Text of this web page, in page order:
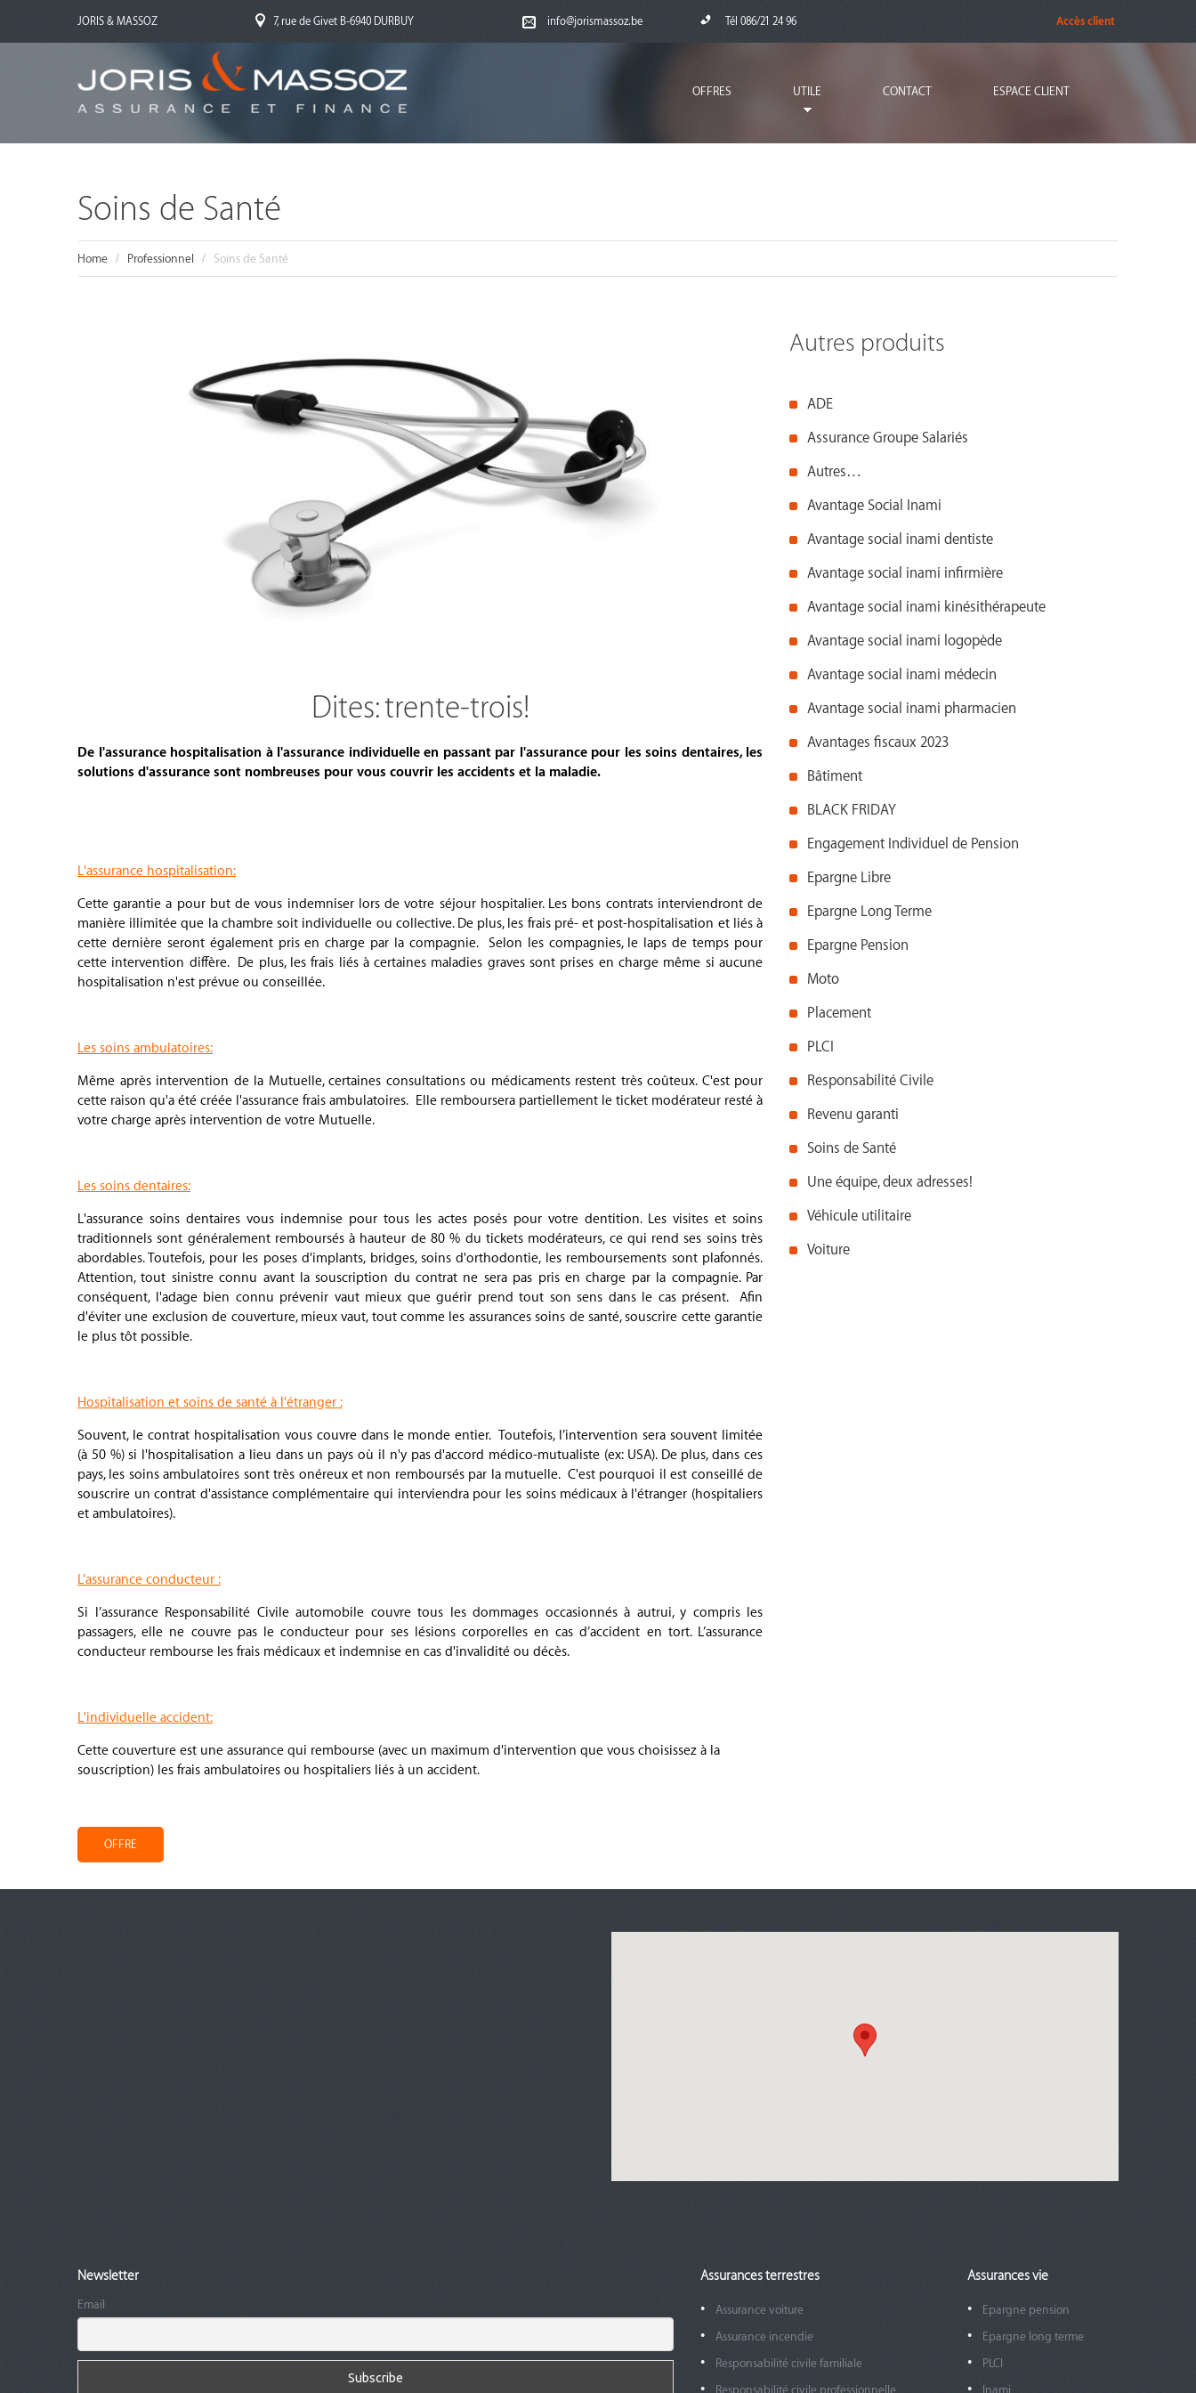
JORIS & MASSOZ 7, rue de Givet B-6940 DURBUY info@jorismassoz.be Tél 086/21 24 96 Accès client
OFFRES UTILE CONTACT ESPACE CLIENT
Soins de Santé
Home Professionnel Soins de Santé
Dites: trente-trois!
De l'assurance hospitalisation à l'assurance individuelle en passant par l'assurance pour les soins dentaires, les
solutions d'assurance sont nombreuses pour vous couvrir les accidents et la maladie.
L'assurance hospitalisation:
Cette garantie a pour but de vous indemniser lors de votre séjour hospitalier. Les bons contrats interviendront de
manière illimitée que la chambre soit individuelle ou collective. De plus, les frais pré- et post-hospitalisation et liés à
cette dernière seront également pris en charge par la compagnie. Selon les compagnies, le laps de temps pour
cette intervention diffère. De plus, les frais liés à certaines maladies graves sont prises en charge même si aucune
hospitalisation n'est prévue ou conseillée.
Les soins ambulatoires:
Même après intervention de la Mutuelle, certaines consultations ou médicaments restent très coûteux. C'est pour
cette raison qu'a été créée l'assurance frais ambulatoires. Elle remboursera partiellement le ticket modérateur resté à
votre charge après intervention de votre Mutuelle.
Les soins dentaires:
L'assurance soins dentaires vous indemnise pour tous les actes posés pour votre dentition. Les visites et soins
traditionnels sont généralement remboursés à hauteur de 80 % du tickets modérateurs, ce qui rend ses soins très
abordables. Toutefois, pour les poses d'implants, bridges, soins d'orthodontie, les remboursements sont plafonnés.
Attention, tout sinistre connu avant la souscription du contrat ne sera pas pris en charge par la compagnie. Par
conséquent, l'adage bien connu prévenir vaut mieux que guérir prend tout son sens dans le cas présent. Afin
d'éviter une exclusion de couverture, mieux vaut, tout comme les assurances soins de santé, souscrire cette garantie
le plus tôt possible.
Hospitalisation et soins de santé à l'étranger :
Souvent, le contrat hospitalisation vous couvre dans le monde entier. Toutefois, l’intervention sera souvent limitée
(à 50 %)si l'hospitalisation a lieu dans un pays où il n'y pas d'accord médico-mutualiste (ex: USA). De plus, dans ces
pays, les soins ambulatoires sont très onéreux et non remboursés par la mutuelle. C'est pourquoi il est conseillé de
souscrire un contrat d'assistance complémentaire qui interviendra pour les soins médicaux à l'étranger (hospitaliers
et ambulatoires).
L’assurance conducteur :
Si l’assurance Responsabilité Civile automobile couvre tous les dommages occasionnés à autrui, y compris les
passagers, elle ne couvre pas le conducteur pour ses lésions corporelles en cas d’accident en tort. L’assurance
conducteur rembourse les frais médicaux et indemnise en cas d'invalidité ou décès.
L'individuelle accident:
Cette couverture est une assurance qui rembourse (avec un maximum d'intervention que vous choisissez à la
souscription) les frais ambulatoires ou hospitaliers liés à un accident.
OFFRE
Autres produits
ADE
Assurance Groupe Salariés
Autres…
Avantage Social Inami
Avantage social inami dentiste
Avantage social inami infirmière
Avantage social inami kinésithérapeute
Avantage social inami logopède
Avantage social inami médecin
Avantage social inami pharmacien
Avantages fiscaux 2023
Bâtiment
BLACK FRIDAY
Engagement Individuel de Pension
Epargne Libre
Epargne Long Terme
Epargne Pension
Moto
Placement
PLCI
Responsabilité Civile
Revenu garanti
Soins de Santé
Une équipe, deux adresses!
Véhicule utilitaire
Voiture
Newsletter
Email
Assurances terrestres
Assurance voiture
Assurance incendie
Responsabilité civile familiale
Responsabilité civile professionnelle
Assurances vie
Epargne pension
Epargne long terme
PLCI
Inami